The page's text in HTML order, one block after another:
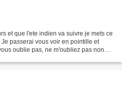
et que l'ete indien va suivre je mets ce
passerai vous voir en pointille et
oublie pas, ne m'oubliez pas non